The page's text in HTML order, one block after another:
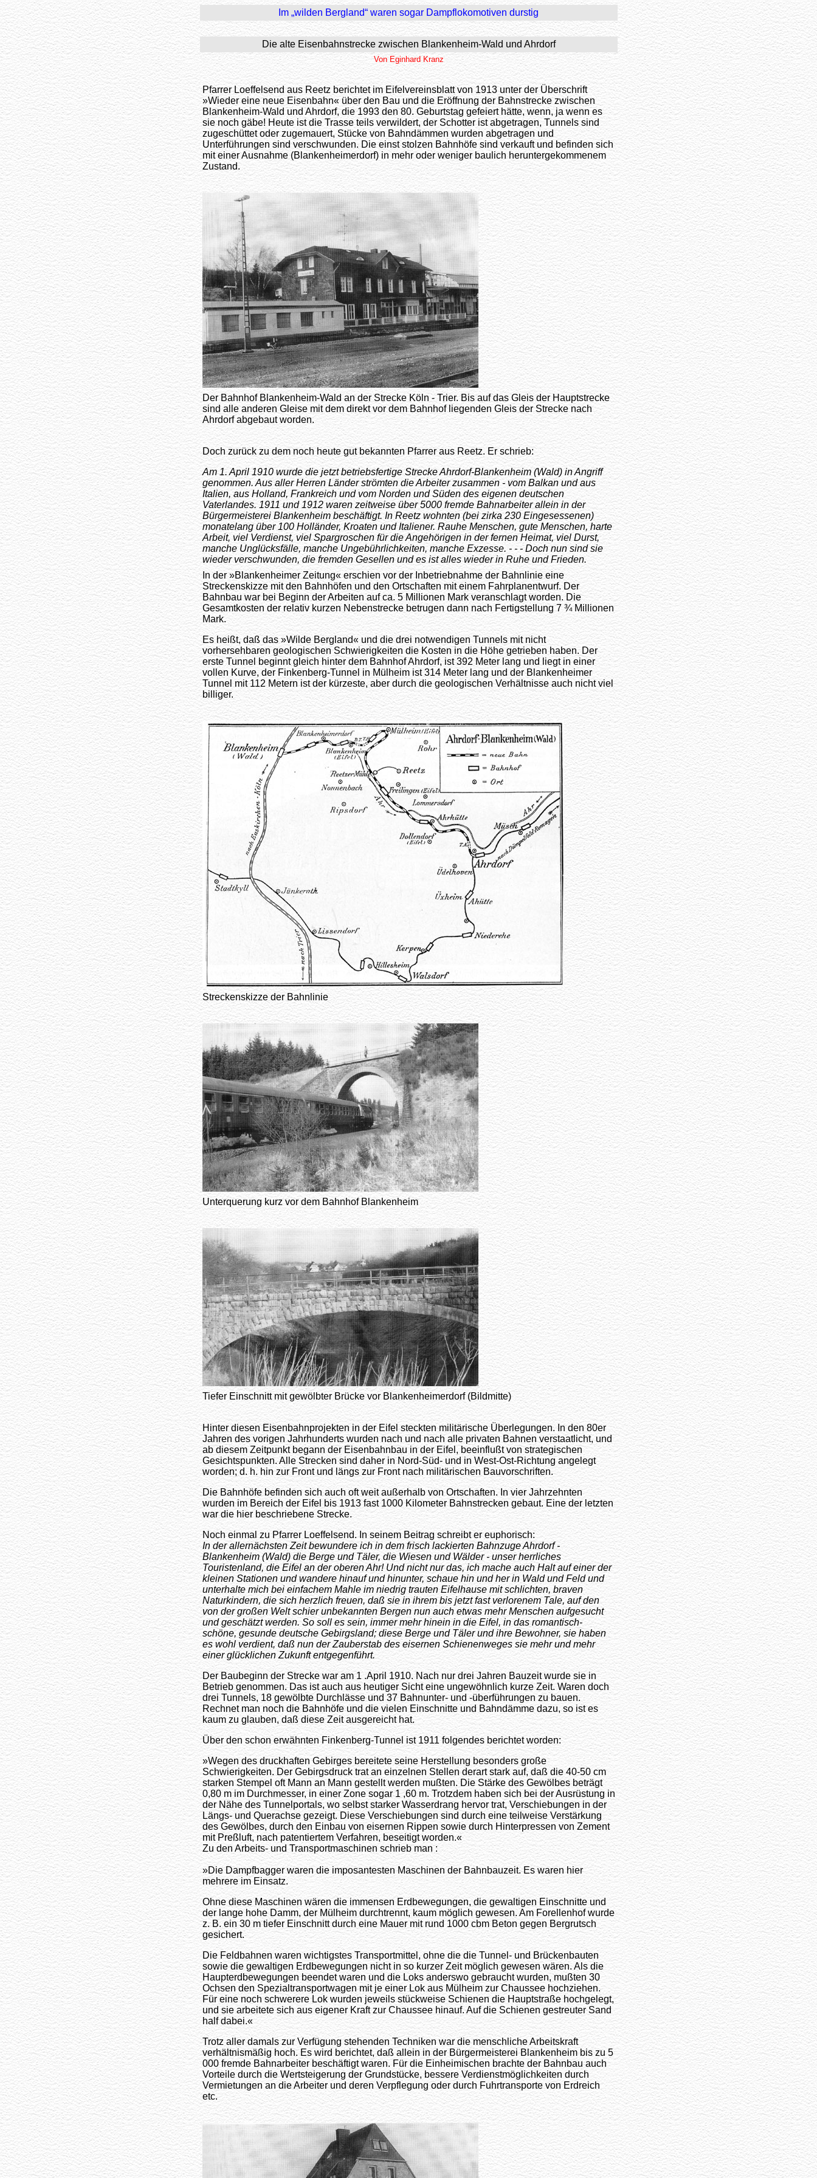
Im „wilden Bergland“ waren sogar Dampflokomotiven durstig
Die alte Eisenbahnstrecke zwischen Blankenheim-Wald und Ahrdorf
Von Eginhard Kranz
Pfarrer Loeffelsend aus Reetz berichtet im Eifelvereinsblatt von 1913 unter der Überschrift
»Wieder eine neue Eisenbahn« über den Bau und die Eröffnung der Bahnstrecke zwischen
Blankenheim-Wald und Ahrdorf, die 1993 den 80. Geburtstag gefeiert hätte, wenn, ja wenn es
sie noch gäbe! Heute ist die Trasse teils verwildert, der Schotter ist abgetragen, Tunnels sind
zugeschüttet oder zugemauert, Stücke von Bahndämmen wurden abgetragen und
Unterführungen sind verschwunden. Die einst stolzen Bahnhöfe sind verkauft und befinden sich
mit einer Ausnahme (Blankenheimerdorf) in mehr oder weniger baulich heruntergekommenem
Zustand.
Der Bahnhof Blankenheim-Wald an der Strecke Köln - Trier. Bis auf das Gleis der Hauptstrecke
sind alle anderen Gleise mit dem direkt vor dem Bahnhof liegenden Gleis der Strecke nach
Ahrdorf abgebaut worden.
Doch zurück zu dem noch heute gut bekannten Pfarrer aus Reetz. Er schrieb:
Am 1. April 1910 wurde die jetzt betriebsfertige Strecke Ahrdorf-Blankenheim (Wald) in Angriff
genommen. Aus aller Herren Länder strömten die Arbeiter zusammen - vom Balkan und aus
Italien, aus Holland, Frankreich und vom Norden und Süden des eigenen deutschen
Vaterlandes. 1911 und 1912 waren zeitweise über 5000 fremde Bahnarbeiter allein in der
Bürgermeisterei Blankenheim beschäftigt. In Reetz wohnten (bei zirka 230 Eingesessenen)
monatelang über 100 Holländer, Kroaten und Italiener. Rauhe Menschen, gute Menschen, harte
Arbeit, viel Verdienst, viel Spargroschen für die Angehörigen in der fernen Heimat, viel Durst,
manche Unglücksfälle, manche Ungebührlichkeiten, manche Exzesse. - - - Doch nun sind sie
wieder verschwunden, die fremden Gesellen und es ist alles wieder in Ruhe und Frieden.
In der »Blankenheimer Zeitung« erschien vor der Inbetriebnahme der Bahnlinie eine
Streckenskizze mit den Bahnhöfen und den Ortschaften mit einem Fahrplanentwurf. Der
Bahnbau war bei Beginn der Arbeiten auf ca. 5 Millionen Mark veranschlagt worden. Die
Gesamtkosten der relativ kurzen Nebenstrecke betrugen dann nach Fertigstellung 7 ¾ Millionen
Mark.
Es heißt, daß das »Wilde Bergland« und die drei notwendigen Tunnels mit nicht
vorhersehbaren geologischen Schwierigkeiten die Kosten in die Höhe getrieben haben. Der
erste Tunnel beginnt gleich hinter dem Bahnhof Ahrdorf, ist 392 Meter lang und liegt in einer
vollen Kurve, der Finkenberg-Tunnel in Mülheim ist 314 Meter lang und der Blankenheimer
Tunnel mit 112 Metern ist der kürzeste, aber durch die geologischen Verhältnisse auch nicht viel
billiger.
Streckenskizze der Bahnlinie
Unterquerung kurz vor dem Bahnhof Blankenheim
Tiefer Einschnitt mit gewölbter Brücke vor Blankenheimerdorf (Bildmitte)
Hinter diesen Eisenbahnprojekten in der Eifel steckten militärische Überlegungen. In den 80er
Jahren des vorigen Jahrhunderts wurden nach und nach alle privaten Bahnen verstaatlicht, und
ab diesem Zeitpunkt begann der Eisenbahnbau in der Eifel, beeinflußt von strategischen
Gesichtspunkten. Alle Strecken sind daher in Nord-Süd- und in West-Ost-Richtung angelegt
worden; d. h. hin zur Front und längs zur Front nach militärischen Bauvorschriften.
Die Bahnhöfe befinden sich auch oft weit außerhalb von Ortschaften. In vier Jahrzehnten
wurden im Bereich der Eifel bis 1913 fast 1000 Kilometer Bahnstrecken gebaut. Eine der letzten
war die hier beschriebene Strecke.
Noch einmal zu Pfarrer Loeffelsend. In seinem Beitrag schreibt er euphorisch:
In der allernächsten Zeit bewundere ich in dem frisch lackierten Bahnzuge Ahrdorf -
Blankenheim (Wald) die Berge und Täler, die Wiesen und Wälder - unser herrliches
Touristenland, die Eifel an der oberen Ahr! Und nicht nur das, ich mache auch Halt auf einer der
kleinen Stationen und wandere hinauf und hinunter, schaue hin und her in Wald und Feld und
unterhalte mich bei einfachem Mahle im niedrig trauten Eifelhause mit schlichten, braven
Naturkindern, die sich herzlich freuen, daß sie in ihrem bis jetzt fast verlorenem Tale, auf den
von der großen Welt schier unbekannten Bergen nun auch etwas mehr Menschen aufgesucht
und geschätzt werden. So soll es sein, immer mehr hinein in die Eifel, in das romantisch-
schöne, gesunde deutsche Gebirgsland; diese Berge und Täler und ihre Bewohner, sie haben
es wohl verdient, daß nun der Zauberstab des eisernen Schienenweges sie mehr und mehr
einer glücklichen Zukunft entgegenführt.
Der Baubeginn der Strecke war am 1 .April 1910. Nach nur drei Jahren Bauzeit wurde sie in
Betrieb genommen. Das ist auch aus heutiger Sicht eine ungewöhnlich kurze Zeit. Waren doch
drei Tunnels, 18 gewölbte Durchlässe und 37 Bahnunter- und -überführungen zu bauen.
Rechnet man noch die Bahnhöfe und die vielen Einschnitte und Bahndämme dazu, so ist es
kaum zu glauben, daß diese Zeit ausgereicht hat.
Über den schon erwähnten Finkenberg-Tunnel ist 1911 folgendes berichtet worden:
»Wegen des druckhaften Gebirges bereitete seine Herstellung besonders große
Schwierigkeiten. Der Gebirgsdruck trat an einzelnen Stellen derart stark auf, daß die 40-50 cm
starken Stempel oft Mann an Mann gestellt werden mußten. Die Stärke des Gewölbes beträgt
0,80 m im Durchmesser, in einer Zone sogar 1 ,60 m. Trotzdem haben sich bei der Ausrüstung in
der Nähe des Tunnelportals, wo selbst starker Wasserdrang hervor trat, Verschiebungen in der
Längs- und Querachse gezeigt. Diese Verschiebungen sind durch eine teilweise Verstärkung
des Gewölbes, durch den Einbau von eisernen Rippen sowie durch Hinterpressen von Zement
mit Preßluft, nach patentiertem Verfahren, beseitigt worden.«
Zu den Arbeits- und Transportmaschinen schrieb man :
»Die Dampfbagger waren die imposantesten Maschinen der Bahnbauzeit. Es waren hier
mehrere im Einsatz.
Ohne diese Maschinen wären die immensen Erdbewegungen, die gewaltigen Einschnitte und
der lange hohe Damm, der Mülheim durchtrennt, kaum möglich gewesen. Am Forellenhof wurde
z. B. ein 30 m tiefer Einschnitt durch eine Mauer mit rund 1000 cbm Beton gegen Bergrutsch
gesichert.
Die Feldbahnen waren wichtigstes Transportmittel, ohne die die Tunnel- und Brückenbauten
sowie die gewaltigen Erdbewegungen nicht in so kurzer Zeit möglich gewesen wären. Als die
Haupterdbewegungen beendet waren und die Loks anderswo gebraucht wurden, mußten 30
Ochsen den Spezialtransportwagen mit je einer Lok aus Mülheim zur Chaussee hochziehen.
Für eine noch schwerere Lok wurden jeweils stückweise Schienen die Hauptstraße hochgelegt,
und sie arbeitete sich aus eigener Kraft zur Chaussee hinauf. Auf die Schienen gestreuter Sand
half dabei.«
Trotz aller damals zur Verfügung stehenden Techniken war die menschliche Arbeitskraft
verhältnismäßig hoch. Es wird berichtet, daß allein in der Bürgermeisterei Blankenheim bis zu 5
000 fremde Bahnarbeiter beschäftigt waren. Für die Einheimischen brachte der Bahnbau auch
Vorteile durch die Wertsteigerung der Grundstücke, bessere Verdienstmöglichkeiten durch
Vermietungen an die Arbeiter und deren Verpflegung oder durch Fuhrtransporte von Erdreich
etc.